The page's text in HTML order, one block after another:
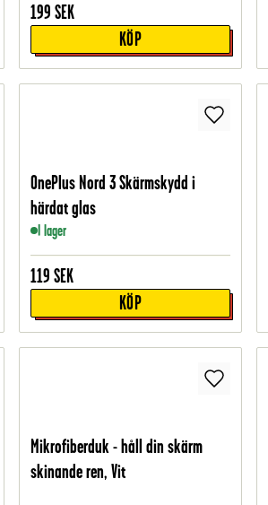
199 SEK
KÖP
OnePlus Nord 3 Skärmskydd i
härdat glas
I lager
119 SEK
KÖP
Mikrofiberduk - håll din skärm
skinande ren, Vit